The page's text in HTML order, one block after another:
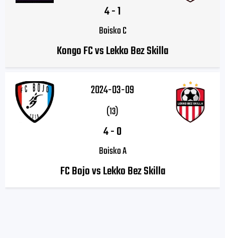
4-1
Boisko C
Kongo FC vs Lekko Bez Skilla
2024-03-09
(13)
4-0
Boisko A
FC Bojo vs Lekko Bez Skilla